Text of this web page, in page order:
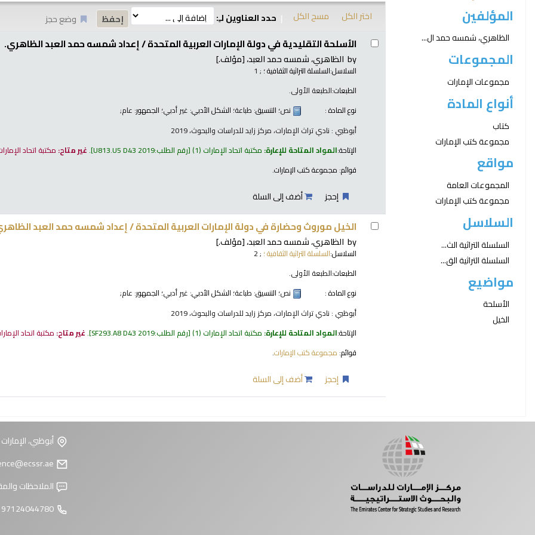
المؤلفين
الظاهري، شمسه حمد ال...
المجموعات
مجموعات الإمارات
أنواع المادة
كتاب
مجموعة كتب الإمارات
مواقع
المجموعات العامة
مجموعة كتب الإمارات
السلاسل
السلسلة التراثية الث...
السلسلة التراثية الق...
مواضيع
الأسلحة
الخيل
اختر الكل مسح الكل حدد العناوين لـِ: وضع حجز
نتائج الأسلحة التقليدية في دولة الإمارات العربية المتحدة /إعداد شمسه حمد العبد الظاهري.
by الظاهري، شمسه حمد العبد،[مؤلف.]
السلاسل:السلسلة التراثية الثقافية ؛ ; 1
الطبعات:الطبعة الأولى.
نوع المادة :
نص؛ التنسيق: طباعة؛ الشكل الأدبي: غير أدبي؛ الجمهور: عام;
أبوظبي : نادي تراث الإمارات، مركز زايد للدراسات والبحوث، 2019
الإتاحة:المواد المتاحة للإعارة: مكتبة اتحاد الإمارات (1) رقم الطلب:U813.U5 D43 2019
.غير متاح: مكتبة اتحاد
قوائم: مجموعة كتب الإمارات.
إحجز أضف إلى السلة
الخيل موروث وحضارة في دولة الإمارات العربية المتحدة /إعداد شمسه حمد العبد
by الظاهري، شمسه حمد العبد،[مؤلف.]
السلاسل:السلسلة التراثية الثقافية ؛ ; 2
الطبعات:الطبعة الأولى.
نوع المادة :
نص؛ التنسيق: طباعة؛ الشكل الأدبي: غير أدبي؛ الجمهور: عام;
أبوظبي : نادي تراث الإمارات، مركز زايد للدراسات والبحوث، 2019
الإتاحة:المواد المتاحة للإعارة: مكتبة اتحاد الإمارات (1) رقم الطلب:SF293.A8 D43 2019
.غير متاح: مكتبة اتحاد
قوائم: مجموعة كتب الإمارات.
إحجز أضف إلى السلة
أبوظبي،
الملاحظات